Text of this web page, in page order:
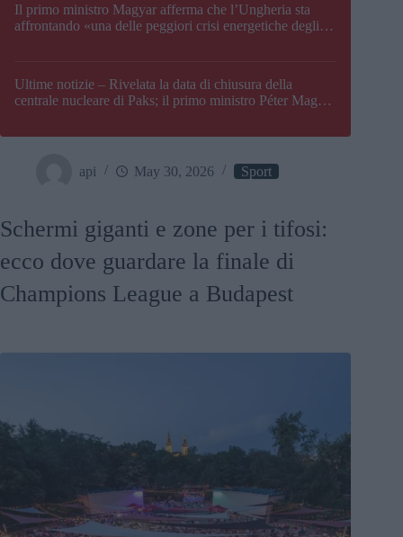
Il primo ministro Magyar afferma che l’Ungheria sta
affrontando «una delle peggiori crisi energetiche degli
Ultime notizie – Rivelata la data di chiusura della
centrale nucleare di Paks; il primo ministro Péter Magyar
api May 30, 2026 Sport
Schermi giganti e zone per i tifosi:
ecco dove guardare la finale di
Champions League a Budapest